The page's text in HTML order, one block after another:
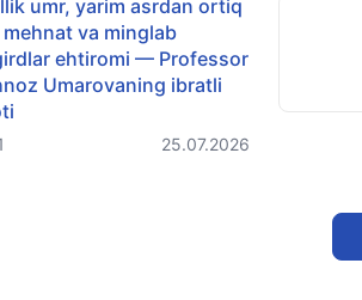
umr, yarim asrdan ortiq
va minglab
ehtiromi — Professor
Umarovaning ibratli
25.07.2026